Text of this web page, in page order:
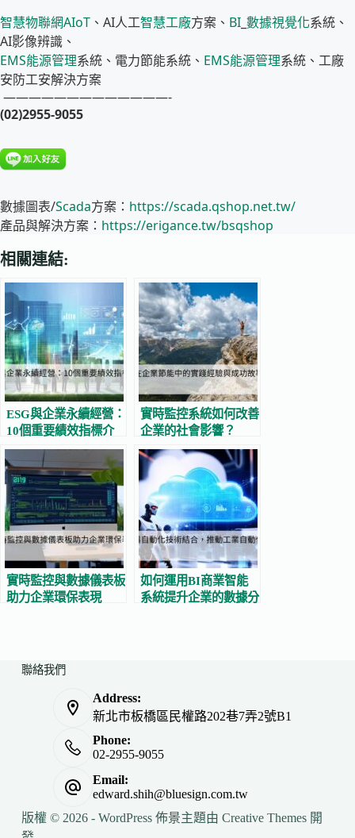
智慧物聯網AIoT 、AI人工智慧工廠方案、 BI 數據視覺化系統、
AI影像辨識、
EMS能源管理系統、電力節能系統、 EMS能源管理系統、工廠
安防工安解決方案
—————————————-
(02)2955-9055
數據圖表/Scada方案： https://scada.qshop.net.tw/
產品與解決方案： https://erigance.tw/bsqshop
相關連結:
ESG與企業永續經營：
10個重要績效指標介
紹
實時監控系統如何改善
企業的社會影響？
實時監控與數據儀表板
助力企業環保表現
如何運用BI商業智能
系統提升企業的數據分
聯絡我們
Address:
新北市板橋區民權路202巷7弄2號B1
Phone:
02-2955-9055
Email:
edward.shih@bluesign.com.tw
版權 © 2026 - WordPress 佈景主題由 Creative Themes開